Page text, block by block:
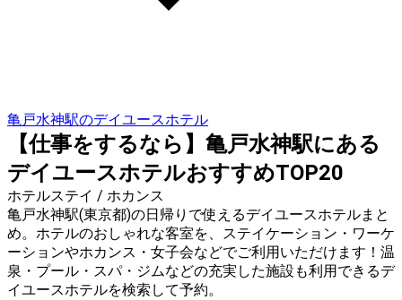
亀戸水神駅のデイユースホテル
【仕事をするなら】亀戸水神駅にある
デイユースホテルおすすめTOP20
ホテルステイ / ホカンス
亀戸水神駅(東京都)の日帰りで使えるデイユースホテルまと
め。ホテルのおしゃれな客室を、ステイケーション・ワーケ
ーションやホカンス・女子会などでご利用いただけます！温
泉・プール・スパ・ジムなどの充実した施設も利用できるデ
イユースホテルを検索して予約。